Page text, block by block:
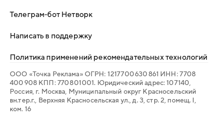
Телеграм-бот Нетворк
Написать в поддержку
Политика применений рекомендательных технологий
ООО «Точка Реклама» ОГРН: 1 217 700 630 861 ИНН: 7 708
400 908 КПП: 770 801 001. Юридический адрес: 107 140,
Россия, г. Москва, Муниципальный округ Красносельский
вн.тер.г., Верхняя Красносельская ул., д. 3, стр. 2, помещ. I,
ком. 16